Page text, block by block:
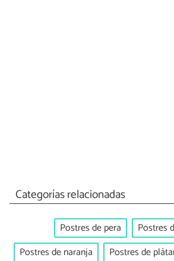
Categorías relacionadas
Postres de pera
Postres
Postres de naranja
Postres de